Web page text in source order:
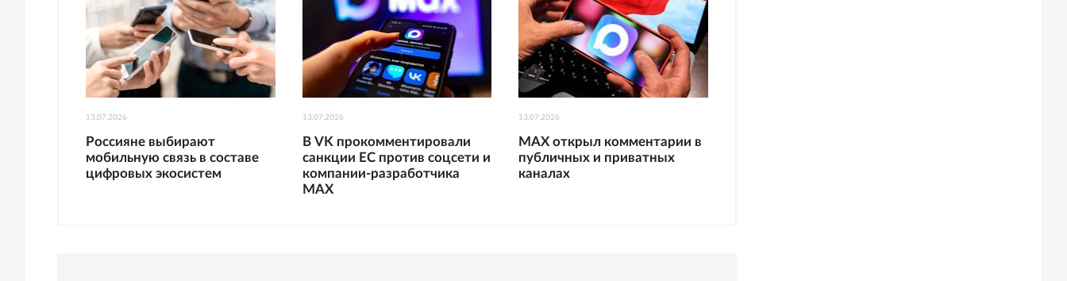
13.07.2026
Россияне выбирают
мобильную связь в составе
цифровых экосистем
13.07.2026
В VK прокомментировали
санкции ЕС против соцсети и
компании-разработчика
МАХ
13.07.2026
МАХ открыл комментарии в
публичных и приватных
каналах